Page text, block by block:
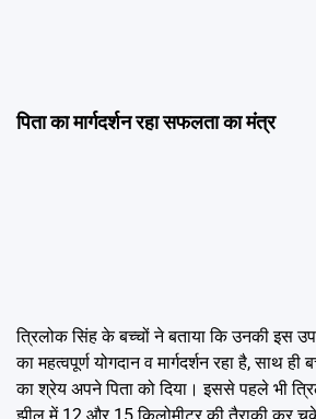
पिता का मार्गदर्शन रहा सफलता का मंत्र
त्रिलोक सिंह के बच्चों ने बताया कि उनकी इस
का महत्वपूर्ण योगदान व मार्गदर्शन रहा है, साथ
का श्रेय अपने पिता को दिया। इससे पहले भी